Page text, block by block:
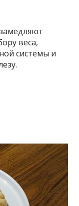
веса,
системы и